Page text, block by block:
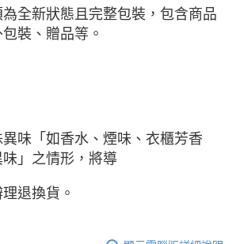
全新狀態且完整包裝，包含商品
裝、贈品等。
味「如香水、煙味、衣櫃芳香
」之情形，將導
退換貨。